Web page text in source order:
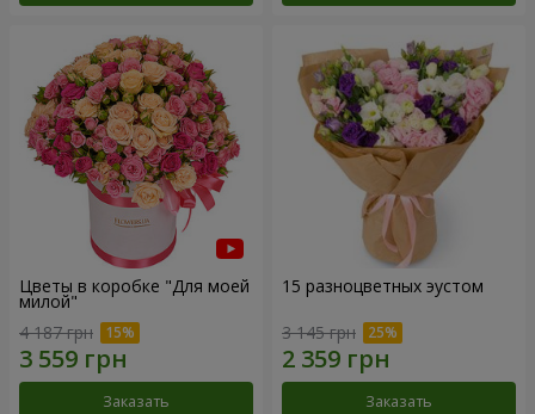
Цветы в коробке "Для моей
милой"
4 187 грн
Заказать
15 разноцветных эустом
3 145 грн
Заказать